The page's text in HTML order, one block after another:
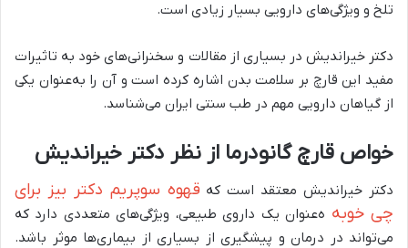
تلخ و ویژگی‌های دارویی بسیار زیادی است.
دکتر خیراندیش در بسیاری از مقالات و سخنرانی‌های خود به تاثیرات
مفید این قارچ بر سلامت بدن اشاره کرده است و آن را به‌عنوان یکی
از گیاهان دارویی مهم در طب سنتی ایران می‌شناسد.
خواص قارچ گانودرما از نظر دکتر خیراندیش
دکتر خیراندیش معتقد است که قهوه سوپریم دکتر بیز برای
چی خوبه ه‌عنوان یک داروی طبیعی، ویژگی‌های متعددی دارد که
می‌تواند در درمان و پیشگیری از بسیاری از بیماری‌ها موثر باشد.